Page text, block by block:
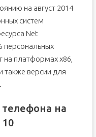
на август 2014
систем
Net
персональных
платформах x86,
также версии для
телефона на